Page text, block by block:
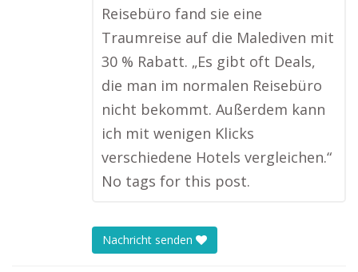
Reisebüro fand sie eine
Traumreise auf die Malediven mit
30 % Rabatt. „Es gibt oft Deals,
die man im normalen Reisebüro
nicht bekommt. Außerdem kann
ich mit wenigen Klicks
verschiedene Hotels vergleichen.“
No tags for this post.
Nachricht senden